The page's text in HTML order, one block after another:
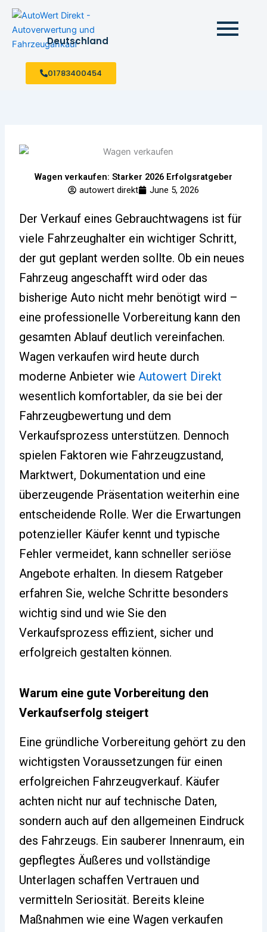
Skip
content
Deutschland
01783400454
Wagen verkaufen: Starker 2026 Erfolgsratgeber
autowert direkt
June 5, 2026
Der Verkauf eines Gebrauchtwagens ist für
viele Fahrzeughalter ein wichtiger Schritt,
der gut geplant werden sollte. Ob ein neues
Fahrzeug angeschafft wird oder das
bisherige Auto nicht mehr benötigt wird –
eine professionelle Vorbereitung kann den
gesamten Ablauf deutlich vereinfachen.
Wagen verkaufen wird heute durch
moderne Anbieter wieAutowert Direkt
wesentlich komfortabler, da sie bei der
Fahrzeugbewertung und dem
Verkaufsprozess unterstützen. Dennoch
spielen Faktoren wie Fahrzeugzustand,
Marktwert, Dokumentation und eine
überzeugende Präsentation weiterhin eine
entscheidende Rolle. Wer die Erwartungen
potenzieller Käufer kennt und typische
Fehler vermeidet, kann schneller seriöse
Angebote erhalten. In diesem Ratgeber
erfahren Sie, welche Schritte besonders
wichtig sind und wie Sie den
Verkaufsprozess effizient, sicher und
erfolgreich gestalten können.
Warum eine gute Vorbereitung den
Verkaufserfolg steigert
Eine gründliche Vorbereitung gehört zu den
wichtigsten Voraussetzungen für einen
erfolgreichen Fahrzeugverkauf. Käufer
achten nicht nur auf technische Daten,
sondern auch auf den allgemeinen Eindruck
des Fahrzeugs. Ein sauberer Innenraum, ein
gepflegtes Äußeres und vollständige
Unterlagen schaffen Vertrauen und
vermitteln Seriosität. Bereits kleine
Maßnahmen wie eine Wagen verkaufen